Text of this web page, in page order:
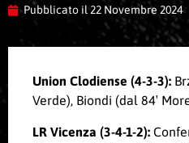
Pubblicato il22 Novembre 2024
Union Clodiense (4-3-3):
Verde), Biondi (dal 84′
LR Vicenza (3-4-1-2):